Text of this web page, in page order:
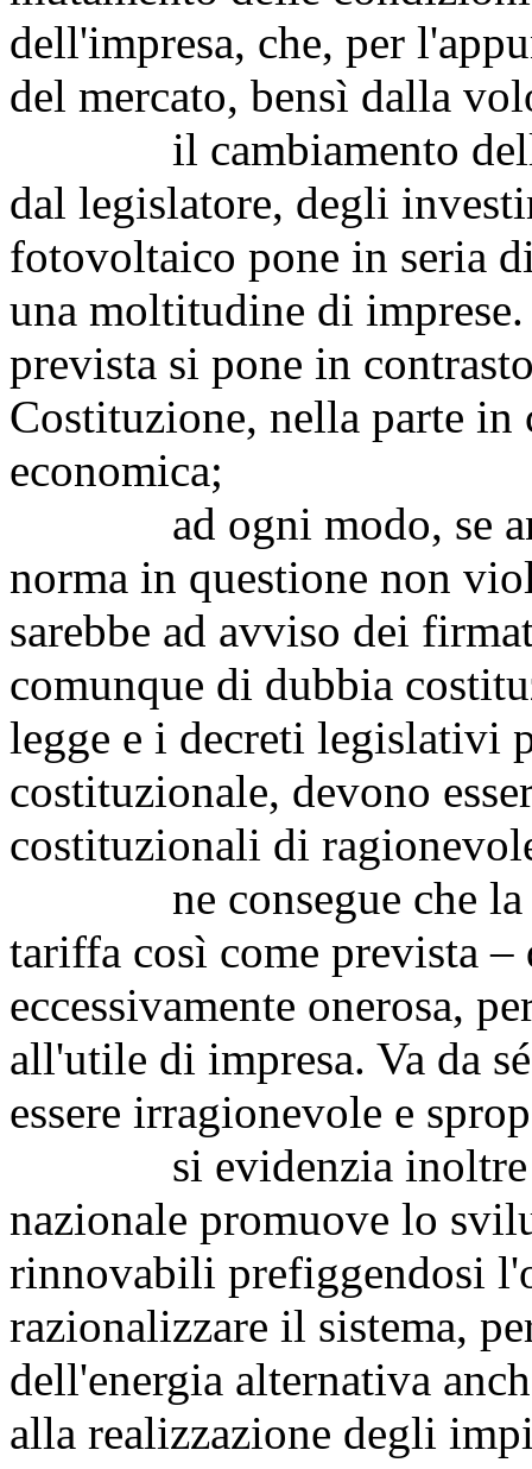
dell'impresa, che, per
del mercato, bensì dalla
il cambiamento delle
dal legislatore, degli
fotovoltaico pone in seria
una moltitudine di
prevista si pone in
Costituzione, nella parte
economica;
ad ogni modo, se
norma in questione non
sarebbe ad avviso dei
comunque di dubbia
legge e i decreti legislativi
costituzionale, devono
costituzionali di
ne consegue che la
tariffa così come prevista
eccessivamente onerosa,
all'utile di impresa. Va da
essere irragionevole e
si evidenzia inoltre
nazionale promuove lo
rinnovabili prefiggendosi
razionalizzare il sistema,
dell'energia alternativa
alla realizzazione degli